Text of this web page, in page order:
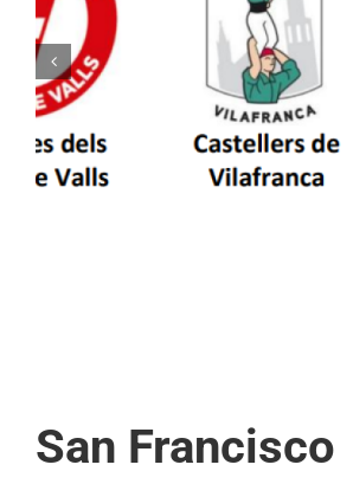
Els Castellers de
patrimoni en un viatge
d’Aran i a la
San Francisco